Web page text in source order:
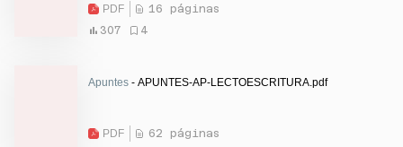
PDF
16 páginas
307
4
Apuntes - APUNTES-AP-LECTOESCRITURA.pdf
PDF
62 páginas